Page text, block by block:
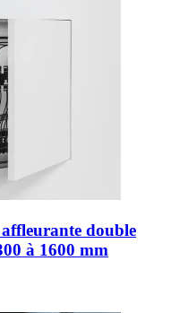
double
à 1600 mm